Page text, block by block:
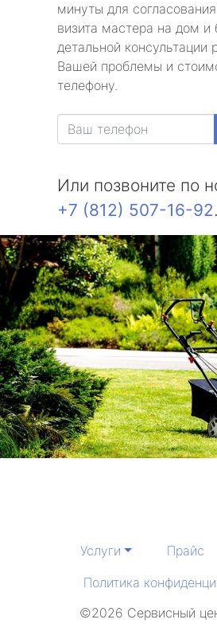
минуты для
визита мастера на дом и
детальной консультации
Вашей проблемы и
телефону.
Или позвоните по
+7 (812) 507-16-92.
Услуги Прайс
Политика
©2026 Сервисный